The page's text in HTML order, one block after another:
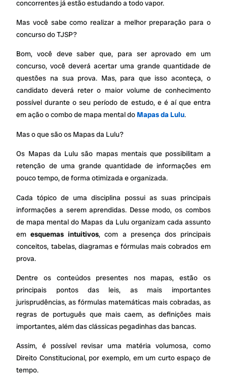
concorrentes já estão estudando a todo vapor.
Mas você sabe como realizar a melhor preparação para o
concurso do TJSP?
Bom, você deve saber que, para ser aprovado em um
concurso, você deverá acertar uma grande quantidade de
questões na sua prova. Mas, para que isso aconteça, o
candidato deverá reter o maior volume de conhecimento
possível durante o seu período de estudo, e é aí que entra
em ação o combo de mapa mental doMapas da Lulu.
Mas o que são os Mapas da Lulu?
Os Mapas da Lulu são mapas mentais que possibilitam a
retenção de uma grande quantidade de informações em
pouco tempo, de forma otimizada e organizada.
Cada tópico de uma disciplina possui as suas principais
informações a serem aprendidas. Desse modo, os combos
de mapa mental do Mapas da Lulu organizam cada assunto
emesquemas intuitivos, com a presença dos principais
conceitos, tabelas, diagramas e fórmulas mais cobrados em
prova.
Dentre os conteúdos presentes nos mapas, estão os
principais pontos das leis, as mais importantes
jurisprudências, as fórmulas matemáticas mais cobradas, as
regras de português que mais caem, as definições mais
importantes, além das clássicas pegadinhas das bancas.
Assim, é possível revisar uma matéria volumosa, como
Direito Constitucional, por exemplo, em um curto espaço de
tempo.